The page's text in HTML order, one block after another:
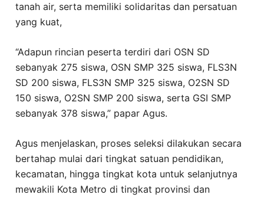
tanah air, serta memiliki solidaritas dan persatuan
yang kuat,
“Adapun rincian peserta terdiri dari OSN SD
sebanyak 275 siswa, OSN SMP 325 siswa, FLS3N
SD 200 siswa, FLS3N SMP 325 siswa, O2SN SD
150 siswa, O2SN SMP 200 siswa, serta GSI SMP
sebanyak 378 siswa,” papar Agus.
Agus menjelaskan, proses seleksi dilakukan secara
bertahap mulai dari tingkat satuan pendidikan,
kecamatan, hingga tingkat kota untuk selanjutnya
mewakili Kota Metro di tingkat provinsi dan